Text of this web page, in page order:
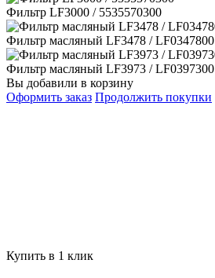
Фильтр LF3000 / 5535570300
Фильтр масляный LF3478 / LF0347800
Фильтр масляный LF3973 / LF0397300
Вы добавили в корзину
Оформить заказ Продолжить покупки
Купить в 1 клик